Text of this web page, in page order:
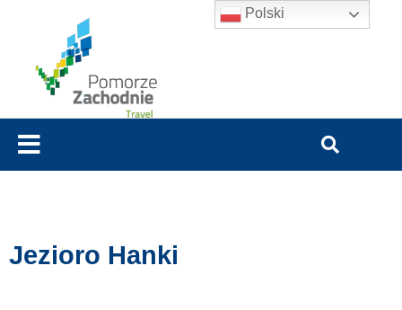
Jezioro Hanki
Polski